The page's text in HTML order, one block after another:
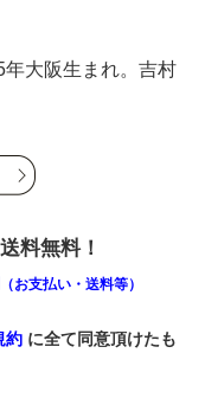
大阪生まれ。吉村
料無料！
（お支払い・送料等）
約 に全て同意頂けたも